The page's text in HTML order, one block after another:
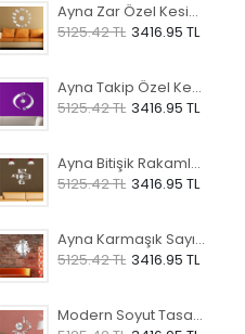
Ayna Zar Özel Kesim Saat
5125.42 TL 3416.95 TL
Ayna Takip Özel Kesim Saat
5125.42 TL 3416.95 TL
Ayna Bitişik Rakamlar Özel Kesim Saat
5125.42 TL 3416.95 TL
Ayna Karmaşık Sayılar Özel Kesim Saat
5125.42 TL 3416.95 TL
Modern Soyut Tasarım Temalı Özel Kesim Saat